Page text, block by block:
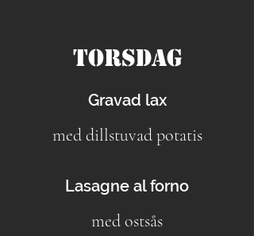
Torsdag
Gravad lax
med dillstuvad potatis
Lasagne al forno
med ostsås